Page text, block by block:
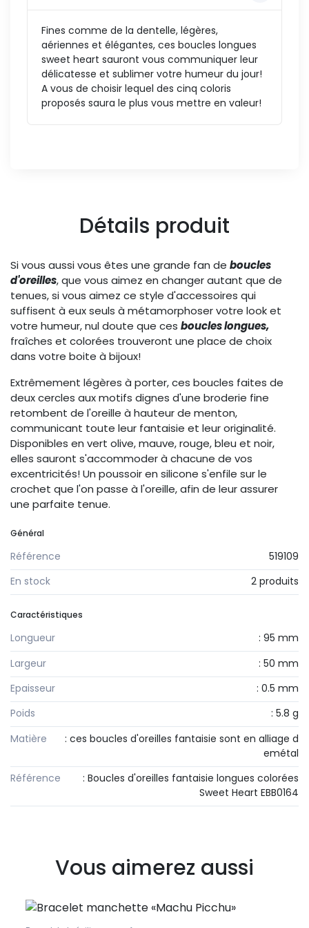
Fines comme de la dentelle, légères,
aériennes et élégantes, ces boucles longues
sweet heart sauront vous communiquer leur
délicatesse et sublimer votre humeur du jour!
A vous de choisir lequel des cinq coloris
proposés saura le plus vous mettre en valeur!
Détails produit
Si vous aussi vous êtes une grande fan de boucles
d'oreilles, que vous aimez en changer autant que de
tenues, si vous aimez ce style d'accessoires qui
suffisent à eux seuls à métamorphoser votre look et
votre humeur, nul doute que ces boucles longues,
fraîches et colorées trouveront une place de choix
dans votre boite à bijoux!
Extrêmement légères à porter, ces boucles faites de
deux cercles aux motifs dignes d'une broderie fine
retombent de l'oreille à hauteur de menton,
communicant toute leur fantaisie et leur originalité.
Disponibles en vert olive, mauve, rouge, bleu et noir,
elles sauront s'accommoder à chacune de vos
excentricités! Un poussoir en silicone s'enfile sur le
crochet que l'on passe à l'oreille, afin de leur assurer
une parfaite tenue.
Général
Référence
519109
En stock
2 produits
Caractéristiques
Longueur
: 95 mm
Largeur
: 50 mm
Epaisseur
: 0.5 mm
Poids
: 5.8 g
Matière
: ces boucles d'oreilles fantaisie sont en alliage d
emétal
Référence
: Boucles d'oreilles fantaisie longues colorées
Sweet Heart EBB0164
Vous aimerez aussi